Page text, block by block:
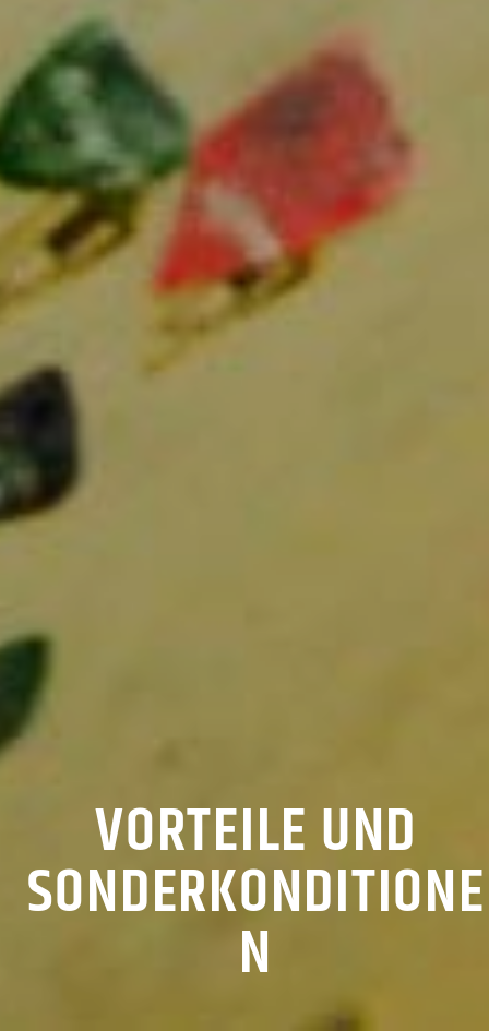
VORTEILE UND
SONDERKONDITIONE
N